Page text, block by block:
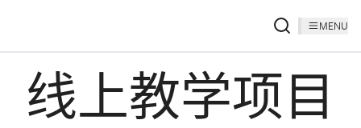
MENU
线上教学项目